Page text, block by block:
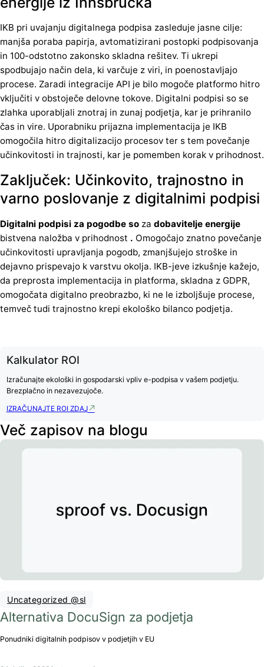
IKB pri uvajanju digitalnega podpisa zasleduje jasne cilje:
manjša poraba papirja, avtomatizirani postopki podpisovanja
in 100-odstotno zakonsko skladna rešitev. Ti ukrepi
spodbujajo način dela, ki varčuje z viri, in poenostavljajo
procese. Zaradi integracije API je bilo mogoče platformo hitro
vključiti v obstoječe delovne tokove. Digitalni podpisi so se
zlahka uporabljali znotraj in zunaj podjetja, kar je prihranilo
čas in vire. Uporabniku prijazna implementacija je IKB
omogočila hitro digitalizacijo procesov ter s tem povečanje
učinkovitosti in trajnosti, kar je pomemben korak v prihodnost.
Zaključek: Učinkovito, trajnostno in
varno poslovanje z digitalnimi podpisi
Digitalni podpisi za pogodbe so za dobavitelje energije
bistvena naložba v prihodnost . Omogočajo znatno povečanje
učinkovitosti upravljanja pogodb, zmanjšujejo stroške in
dejavno prispevajo k varstvu okolja. IKB-jeve izkušnje kažejo,
da preprosta implementacija in platforma, skladna z GDPR,
omogočata digitalno preobrazbo, ki ne le izboljšuje procese,
temveč tudi trajnostno krepi ekološko bilanco podjetja.
Kalkulator ROI
Izračunajte ekološki in gospodarski vpliv e-podpisa v vašem podjetju.
Brezplačno in nezavezujoče.
IZRAČUNAJTE ROI ZDAJ
Več zapisov na blogu
Uncategorized @sl
Alternativa DocuSign za podjetja
Ponudniki digitalnih podpisov v podjetjih v EU